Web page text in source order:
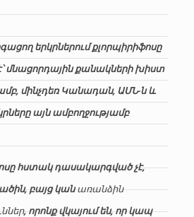
երկրներում քլորպիրիֆոսը
մնացորդային քանակների խիստ
մինչդեռ Կանադան, ԱՄՆ-ն և
այն ամբողջությամբ
հստակ դասակարգված չէ,
բայց կանառանձին
, որոնք վկայում են, որ կապ